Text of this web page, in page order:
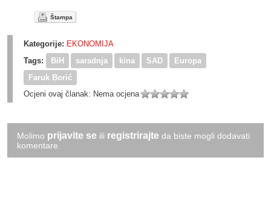
Štampa
Kategorije: EKONOMIJA
Tags:
BiH saradnja kina SAD
Europa
Faruk Borić
Ocjeni ovaj članak: Nema ocjena
Molimo prijavite se ili registrirajte da biste mogli dodavati
komentare.